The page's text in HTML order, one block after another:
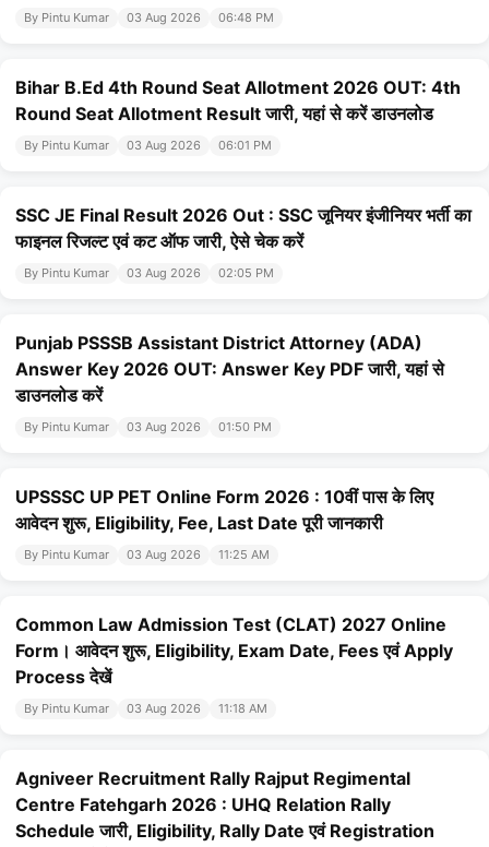
By Pintu Kumar 03 Aug 2026 06:48 PM
Bihar B.Ed 4th Round Seat Allotment 2026 OUT: 4th
Round Seat Allotment Result जारी, यहां से करें डाउनलोड
By Pintu Kumar 03 Aug 2026 06:01 PM
SSC JE Final Result 2026 Out : SSC जूनियर इंजीनियर भर्ती का
फाइनल रिजल्ट एवं कट ऑफ जारी, ऐसे चेक करें
By Pintu Kumar 03 Aug 2026 02:05 PM
Punjab PSSSB Assistant District Attorney (ADA)
Answer Key 2026 OUT: Answer Key PDF जारी, यहां से
डाउनलोड करें
By Pintu Kumar 03 Aug 2026 01:50 PM
UPSSSC UP PET Online Form 2026 : 10वीं पास के लिए
आवेदन शुरू, Eligibility, Fee, Last Date पूरी जानकारी
By Pintu Kumar 03 Aug 2026 11:25 AM
Common Law Admission Test (CLAT) 2027 Online
Form। आवेदन शुरू, Eligibility, Exam Date, Fees एवं Apply
Process देखें
By Pintu Kumar 03 Aug 2026 11:18 AM
Agniveer Recruitment Rally Rajput Regimental
Centre Fatehgarh 2026 : UHQ Relation Rally
Schedule जारी, Eligibility, Rally Date एवं Registration